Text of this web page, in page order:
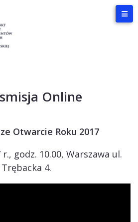
Online
Otwarcie Roku 2017
godz. 10.00, Warszawa ul.
Trębacka 4.